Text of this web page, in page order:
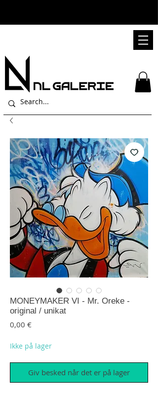
MONEYMAKER VI - Mr. Oreke -
original / unikat
0,00 €Pris
Ikke på lager
Giv besked når det er på lager